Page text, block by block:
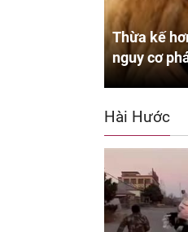
Thừa kế
nguy cơ
Hài Hước